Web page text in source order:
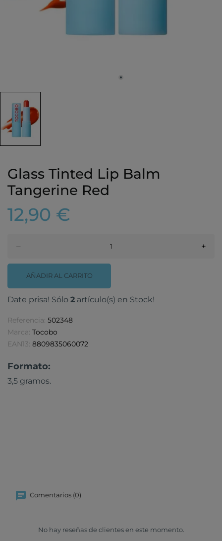
Glass Tinted Lip Balm
Tangerine Red
12,90 €
– +
AÑADIR AL CARRITO
Date prisa! Sólo 2 artículo(s) en Stock!
Referencia: 502348
Marca: Tocobo
EAN13: 8809835060072
Formato:
3,5 gramos.
Comentarios (0)
No hay reseñas de clientes en este momento.